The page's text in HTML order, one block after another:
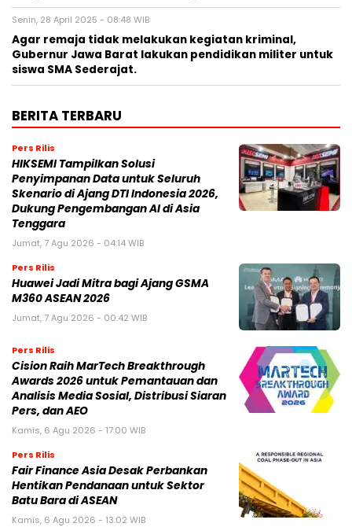
Senin, 28 April 2025 - 08:48 WIB
Agar remaja tidak melakukan kegiatan kriminal,
Gubernur Jawa Barat lakukan pendidikan militer untuk
siswa SMA Sederajat.
BERITA TERBARU
Pers Rilis
HIKSEMI Tampilkan Solusi
Penyimpanan Data untuk Seluruh
Skenario di Ajang DTI Indonesia 2026,
Dukung Pengembangan AI di Asia
Tenggara
Jumat, 7 Agu 2026 - 04:14 WIB
Pers Rilis
Huawei Jadi Mitra bagi Ajang GSMA
M360 ASEAN 2026
Jumat, 7 Agu 2026 - 00:42 WIB
Pers Rilis
Cision Raih MarTech Breakthrough
Awards 2026 untuk Pemantauan dan
Analisis Media Sosial, Distribusi Siaran
Pers, dan AEO
Kamis, 6 Agu 2026 - 17:00 WIB
Pers Rilis
Fair Finance Asia Desak Perbankan
Hentikan Pendanaan untuk Sektor
Batu Bara di ASEAN
Kamis, 6 Agu 2026 - 13:02 WIB